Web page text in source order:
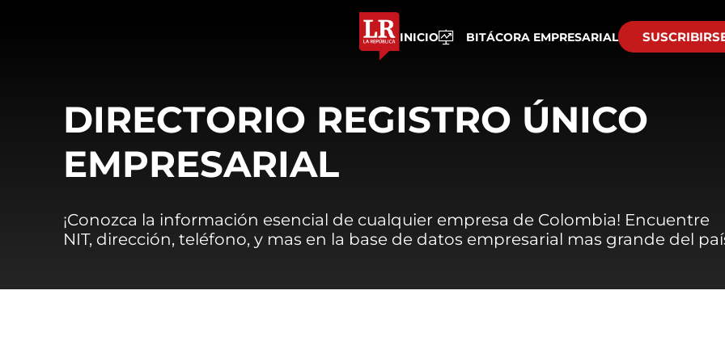
INICIO BITÁCORA EMPRESARIAL
DIRECTORIO REGISTRO ÚNICO
EMPRESARIAL
¡Conozca la información esencial de cualquier empresa de Colombia! Encuentre
NIT, dirección, teléfono, y mas en la base de datos empresarial mas grande del